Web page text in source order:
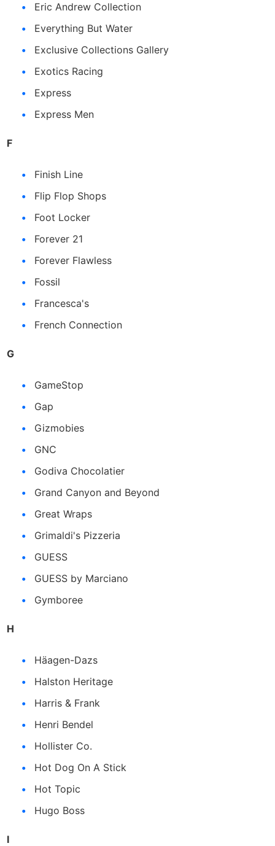
Eric Andrew Collection
Everything But Water
Exclusive Collections Gallery
Exotics Racing
Express
Express Men
F
Finish Line
Flip Flop Shops
Foot Locker
Forever 21
Forever Flawless
Fossil
Francesca's
French Connection
G
GameStop
Gap
Gizmobies
GNC
Godiva Chocolatier
Grand Canyon and Beyond
Great Wraps
Grimaldi's Pizzeria
GUESS
GUESS by Marciano
Gymboree
H
Häagen-Dazs
Halston Heritage
Harris & Frank
Henri Bendel
Hollister Co.
Hot Dog On A Stick
Hot Topic
Hugo Boss
I